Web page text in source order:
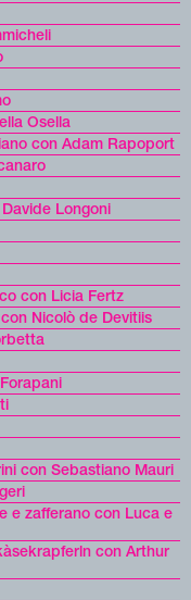
Osella
con Adam Rapoport
Longoni
con Licia Fertz
Nicolò de Devitiis
con Sebastiano Mauri
e zafferano con Luca e
con Arthur